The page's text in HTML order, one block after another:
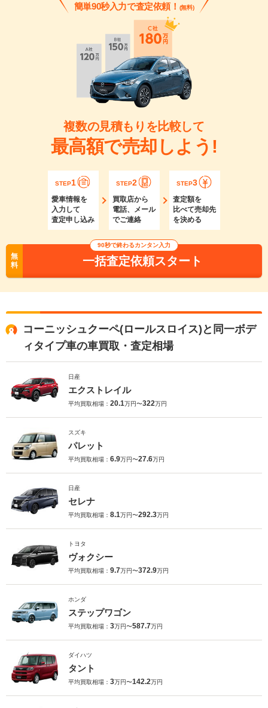
簡単90秒入力で査定依頼！ (無料)
複数の見積もりを比較して
最高額で売却しよう!
STEP1
愛車情報を
入力して
査定申し込み
STEP2
買取店から
電話、メール
でご連絡
STEP3
査定額を
比べて売却先
を決める
無
料
90秒で終わるカンタン入力
一括査定依頼スタート
コーニッシュクーペ(ロールスロイス)と同一ボデ
ィタイプ車の車買取・査定相場
日産
エクストレイル
平均買取相場： 20.1万円〜322万円
スズキ
パレット
平均買取相場： 6.9万円〜27.6万円
日産
セレナ
平均買取相場： 8.1万円〜292.3万円
トヨタ
ヴォクシー
平均買取相場： 9.7万円〜372.9万円
ホンダ
ステップワゴン
平均買取相場： 3万円〜587.7万円
ダイハツ
タント
平均買取相場： 3万円〜142.2万円